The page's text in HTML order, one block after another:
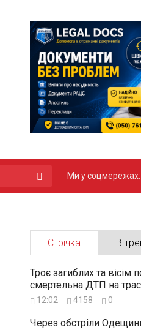
Ми у соцмережах:
Стрічка В
Троє загиблих та вісім
смертельна ДТП на
12:02 4158 0
Через обстріли